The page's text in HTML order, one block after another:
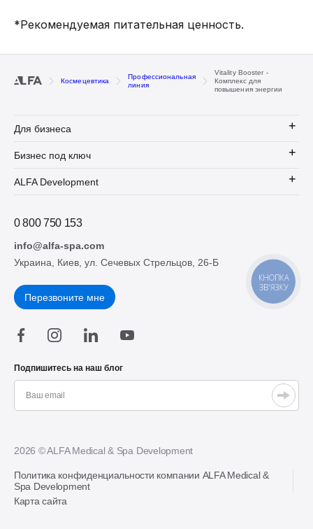
*Рекомендуемая питательная ценность.
Космецевтика
Профессиональная
линия
Vitality Booster -
Комплекс для
повышения энергии
Для бизнеса
Бизнес под ключ
ALFA Development
0 800 750 153
info@alfa-spa.com
Украина, Киев, ул. Сечевых Стрельцов, 26-Б
Перезвоните мне
Подпишитесь на наш блог
2026 © ALFA Medical & Spa Development
Политика конфиденциальности компании ALFA Medical &
Spa Development
Карта сайта
КНОПКА
ЗВ'ЯЗКУ